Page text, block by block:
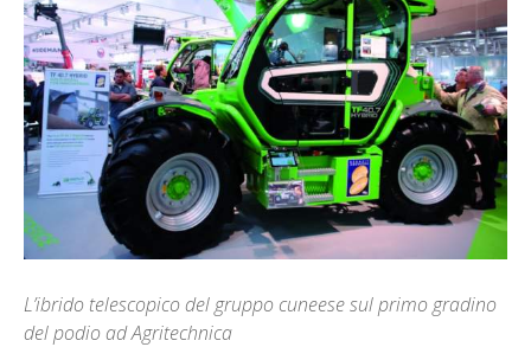
L’ibrido telescopico del gruppo cuneese sul primo gradino
del podio ad Agritechnica